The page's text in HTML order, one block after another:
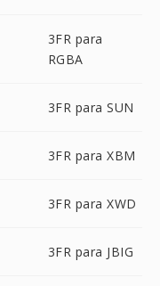
3FR para
RGBA
3FR para SUN
3FR para XBM
3FR para XWD
3FR para JBIG